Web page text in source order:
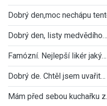
Dobrý den,moc nechápu
Dobrý den, listy medvědího…
Famózní. Nejlepší likér jaký…
Dobrý de. Chtěl jsem uvařit…
Mám před sebou kuchařku